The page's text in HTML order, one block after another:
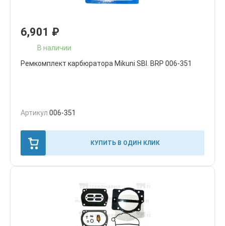
6,901 ₽
В наличии
Ремкомплект карбюратора Mikuni SBI. BRP 006-351
Артикул 006-351
КУПИТЬ В ОДИН КЛИК